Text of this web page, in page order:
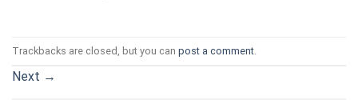
Trackbacks are closed, but you can post a comment
Next →